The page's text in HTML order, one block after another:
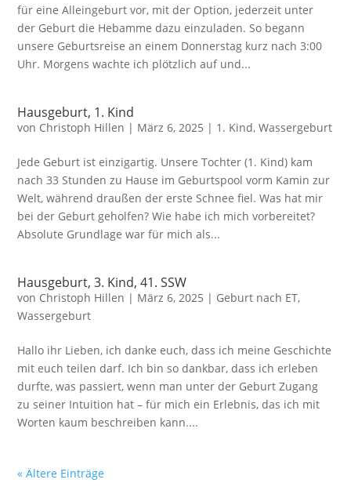
für eine Alleingeburt vor, mit der Option, jederzeit unter
der Geburt die Hebamme dazu einzuladen. So begann
unsere Geburtsreise an einem Donnerstag kurz nach 3:00
Uhr. Morgens wachte ich plötzlich auf und...
Hausgeburt, 1. Kind
von Christoph Hillen | März 6, 2025 | 1. Kind,Wassergeburt
Jede Geburt ist einzigartig. Unsere Tochter (1. Kind) kam
nach 33 Stunden zu Hause im Geburtspool vorm Kamin zur
Welt, während draußen der erste Schnee fiel. Was hat mir
bei der Geburt geholfen? Wie habe ich mich vorbereitet?
Absolute Grundlage war für mich als...
Hausgeburt, 3. Kind, 41. SSW
von Christoph Hillen | März 6, 2025 | Geburt nach ET,
Wassergeburt
Hallo ihr Lieben, ich danke euch, dass ich meine Geschichte
mit euch teilen darf. Ich bin so dankbar, dass ich erleben
durfte, was passiert, wenn man unter der Geburt Zugang
zu seiner Intuition hat – für mich ein Erlebnis, das ich mit
Worten kaum beschreiben kann....
« Ältere Einträge